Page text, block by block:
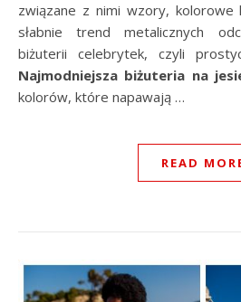
związane z nimi wzory, kolorowe
słabnie trend metalicznych
biżuterii celebrytek, czyli
Najmodniejsza biżuteria na
kolorów, które napawają …
READ